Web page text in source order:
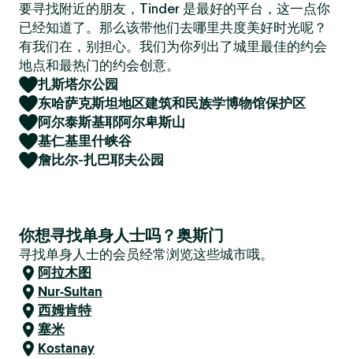
要寻找附近的朋友，Tinder 是最好的平台，这一点你
已经知道了。那么该带他们去哪里共度美好时光呢？
有我们在，别担心。我们为你列出了城里最佳的约会
地点和最热门的约会创意。
扎斯塔尔公园
东哈萨克斯坦地区建筑和民族学博物馆保护区
阿尔泰斯基耶阿尔卑斯山
基仁基里什峡谷
詹比尔-扎巴耶夫公园
你想寻找单身人士吗？奥斯门
寻找单身人士的会员经常浏览这些城市哦。
阿拉木图
Nur-Sultan
西姆肯特
塞米
Kostanay